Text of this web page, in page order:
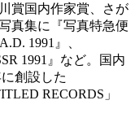
賞国内作家賞、さが
真集に『写真特急便
1991』、
1991』など。国内
創設した
RECORDS」